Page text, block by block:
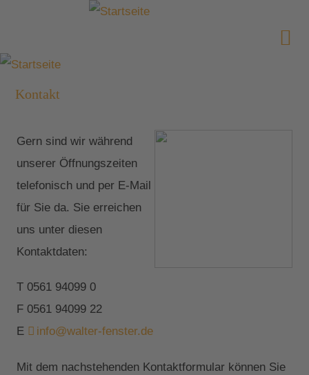
Kontakt
Gern sind wir während
unserer Öffnungszeiten
telefonisch und per E-Mail
für Sie da. Sie erreichen
uns unter diesen
Kontaktdaten:
T 0561 94099 0
F 0561 94099 22
E
info@walter-fenster.de
Mit dem nachstehenden Kontaktformular können Sie